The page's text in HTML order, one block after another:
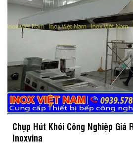
Chụp Hút Khói Công Nghiệp Giá
Inoxvina